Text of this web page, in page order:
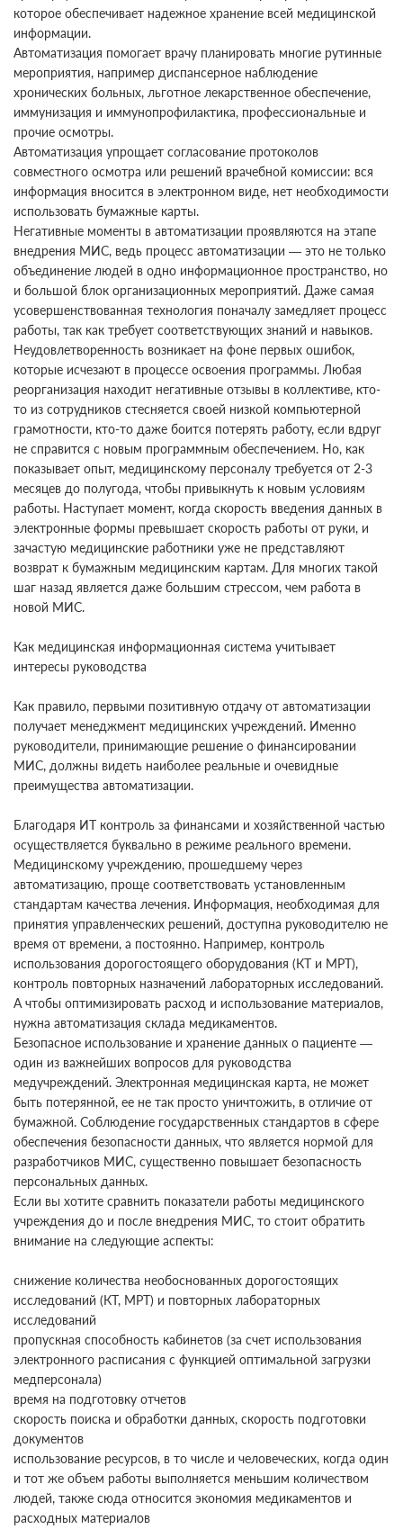
которое обеспечивает надежное хранение всей медицинской
информации.
Автоматизация помогает врачу планировать многие рутинные
мероприятия, например диспансерное наблюдение
хронических больных, льготное лекарственное обеспечение,
иммунизация и иммунопрофилактика, профессиональные и
прочие осмотры.
Автоматизация упрощает согласование протоколов
совместного осмотра или решений врачебной комиссии: вся
информация вносится в электронном виде, нет необходимости
использовать бумажные карты.
Негативные моменты в автоматизации проявляются на этапе
внедрения МИС, ведь процесс автоматизации — это не только
объединение людей в одно информационное пространство, но
и большой блок организационных мероприятий. Даже самая
усовершенствованная технология поначалу замедляет процесс
работы, так как требует соответствующих знаний и навыков.
Неудовлетворенность возникает на фоне первых ошибок,
которые исчезают в процессе освоения программы. Любая
реорганизация находит негативные отзывы в коллективе, кто-
то из сотрудников стесняется своей низкой компьютерной
грамотности, кто-то даже боится потерять работу, если вдруг
не справится с новым программным обеспечением. Но, как
показывает опыт, медицинскому персоналу требуется от 2-3
месяцев до полугода, чтобы привыкнуть к новым условиям
работы. Наступает момент, когда скорость введения данных в
электронные формы превышает скорость работы от руки, и
зачастую медицинские работники уже не представляют
возврат к бумажным медицинским картам. Для многих такой
шаг назад является даже большим стрессом, чем работа в
новой МИС.
Как медицинская информационная система учитывает
интересы руководства
Как правило, первыми позитивную отдачу от автоматизации
получает менеджмент медицинских учреждений. Именно
руководители, принимающие решение о финансировании
МИС, должны видеть наиболее реальные и очевидные
преимущества автоматизации.
Благодаря ИТ контроль за финансами и хозяйственной частью
осуществляется буквально в режиме реального времени.
Медицинскому учреждению, прошедшему через
автоматизацию, проще соответствовать установленным
стандартам качества лечения. Информация, необходимая для
принятия управленческих решений, доступна руководителю не
время от времени, а постоянно. Например, контроль
использования дорогостоящего оборудования (КТ и МРТ),
контроль повторных назначений лабораторных исследований.
А чтобы оптимизировать расход и использование материалов,
нужна автоматизация склада медикаментов.
Безопасное использование и хранение данных о пациенте —
один из важнейших вопросов для руководства
медучреждений. Электронная медицинская карта, не может
быть потерянной, ее не так просто уничтожить, в отличие от
бумажной. Соблюдение государственных стандартов в сфере
обеспечения безопасности данных, что является нормой для
разработчиков МИС, существенно повышает безопасность
персональных данных.
Если вы хотите сравнить показатели работы медицинского
учреждения до и после внедрения МИС, то стоит обратить
внимание на следующие аспекты:
снижение количества необоснованных дорогостоящих
исследований (КТ, МРТ) и повторных лабораторных
исследований
пропускная способность кабинетов (за счет использования
электронного расписания с функцией оптимальной загрузки
медперсонала)
время на подготовку отчетов
скорость поиска и обработки данных, скорость подготовки
документов
использование ресурсов, в то числе и человеческих, когда один
и тот же объем работы выполняется меньшим количеством
людей, также сюда относится экономия медикаментов и
расходных материалов